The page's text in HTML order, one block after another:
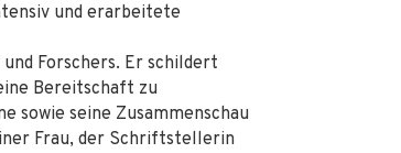
und erarbeitete
Forschers. Er schildert
Bereitschaft zu
sowie seine Zusammenschau
Frau, der Schriftstellerin